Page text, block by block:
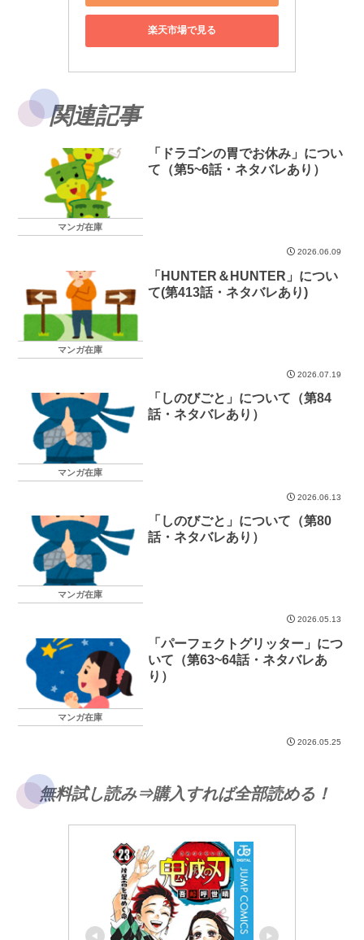
楽天市場で見る
関連記事
マンガ在庫
「ドラゴンの胃でお休み」につい
て（第5~6話・ネタバレあり）
2026.06.09
マンガ在庫
「HUNTER＆HUNTER」につい
て(第413話・ネタバレあり)
2026.07.19
マンガ在庫
「しのびごと」について（第84
話・ネタバレあり）
2026.06.13
マンガ在庫
「しのびごと」について（第80
話・ネタバレあり）
2026.05.13
マンガ在庫
「パーフェクトグリッター」につ
いて（第63~64話・ネタバレあ
り）
2026.05.25
無料試し読み⇒購入すれば全部読める！